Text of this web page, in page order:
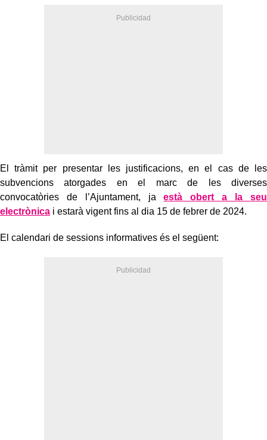
El tràmit per presentar les justificacions, en el cas de les
subvencions atorgades en el marc de les diverses
convocatòries de l’Ajuntament, jaestà obert a la seu
electrònica i estarà vigent fins al dia 15 de febrer de 2024.
El calendari de sessions informatives és el següent: